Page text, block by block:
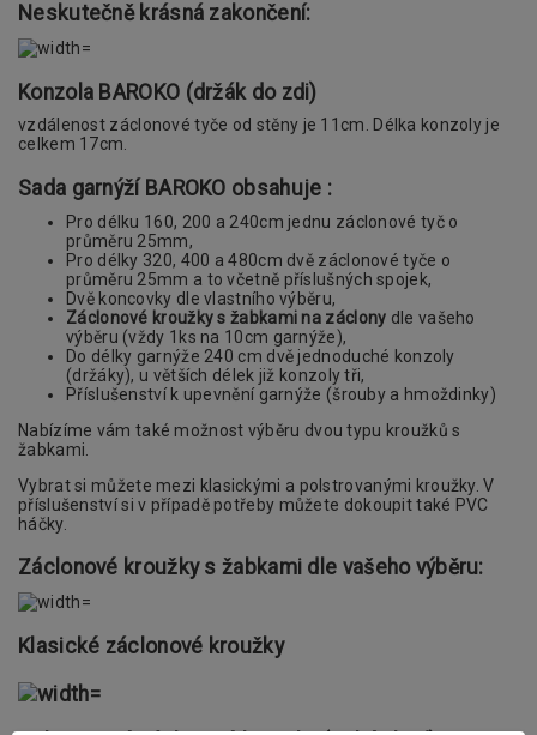
Neskutečně krásná zakončení:
Konzola BAROKO (držák do zdi)
vzdálenost záclonové tyče od stěny je 11cm. Délka konzoly je
celkem 17cm.
Sada garnýží BAROKO obsahuje :
Pro délku 160, 200 a 240cm jednu záclonové tyč o
průměru 25mm,
Pro délky 320, 400 a 480cm dvě záclonové tyče o
průměru 25mm a to včetně příslušných spojek,
Dvě koncovky dle vlastního výběru,
Záclonové kroužky s žabkami na záclony dle vašeho
výběru (vždy 1ks na 10cm garnýže),
Do délky garnýže 240 cm dvě jednoduché konzoly
(držáky), u větších délek již konzoly tři,
Příslušenství k upevnění garnýže (šrouby a hmoždinky)
Nabízíme vám také možnost výběru dvou typu kroužků s
žabkami.
Vybrat si můžete mezi klasickými a polstrovanými kroužky. V
příslušenství si v případě potřeby můžete dokoupit také PVC
háčky.
Záclonové kroužky s žabkami dle vašeho výběru:
Klasické záclonové kroužky